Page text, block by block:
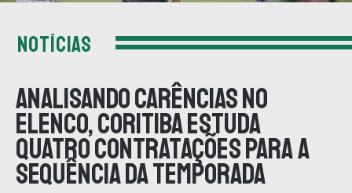
NOTÍCIAS
Analisando carências no
elenco, Coritiba estuda
quatro contratações para a
sequência da temporada